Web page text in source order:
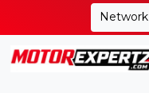
Network